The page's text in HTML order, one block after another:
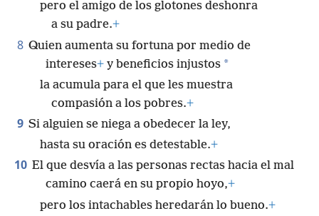
pero el amigo de los glotones deshonra
a su padre.+
8 Quien aumenta su fortuna por medio de
intereses+ y beneficios injustos *
la acumula para el que les muestra
compasión a los pobres.+
9 Si alguien se niega a obedecer la ley,
hasta su oración es detestable.+
10 El que desvía a las personas rectas hacia el mal
camino caerá en su propio hoyo,+
pero los intachables heredarán lo bueno.+